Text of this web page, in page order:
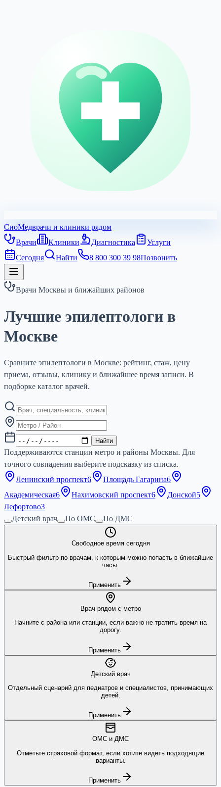
СиоМедврачи и клиники рядом
Врачи
Клиники Диагностика
Услуги
Сегодня
Найти 8 800 300 39 98Позвонить
Врачи Москвы и ближайших районов
Лучшие эпилептологи в
Москве
Сравните эпилептологи в Москве: рейтинг, стаж, цену
приема, отзывы, клинику и ближайшее время записи. В
подборке каталог врачей.
Найти
Поддерживаются станции метро и районы Москвы. Для
точного совпадения выберите подсказку из списка.
Ленинский проспект6 Площадь Гагарина6
Академическая6 Нахимовский проспект6 Донской5
Лефортово3
Детский врач
По ОМС По ДМС
Свободное время сегодня
Быстрый фильтр по врачам, к которым можно попасть в ближайшие
часы.
Применить
Врач рядом с метро
Начните с района или станции, если важно не тратить время на
дорогу.
Применить
Детский врач
Отдельный сценарий для педиатров и специалистов, принимающих
детей.
Применить
ОМС и ДМС
Отметьте страховой формат, если хотите видеть подходящие
варианты.
Применить